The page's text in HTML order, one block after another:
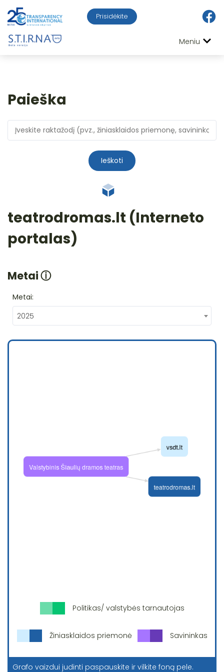
Prisidėkite
Meniu
Paieška
Ieškoti
teatrodromas.lt (Interneto
portalas)
Metaiⓘ
Metai:
2025
Politikas/ valstybės tarnautojas
Žiniasklaidos priemonė Savininkas
Grafo vaizdui judinti paspauskite ir vilkite foną pele.